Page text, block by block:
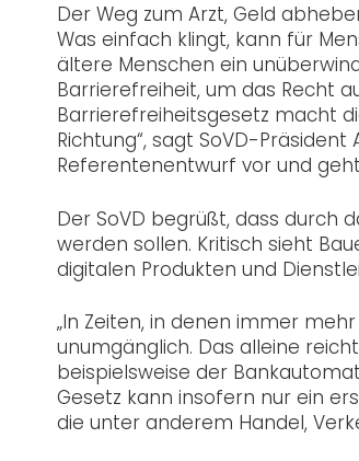
Der Weg zum Arzt, Geld
Was einfach klingt, kann für
ältere Menschen ein
Barrierefreiheit, um das Recht
Barrierefreiheitsgesetz macht
Richtung“, sagt SoVD-
Referentenentwurf vor und
Der SoVD begrüßt, dass durch
werden sollen. Kritisch sieht
digitalen Produkten und
„In Zeiten, in denen immer
unumgänglich. Das alleine
beispielsweise der
Gesetz kann insofern nur ein
die unter anderem Handel,